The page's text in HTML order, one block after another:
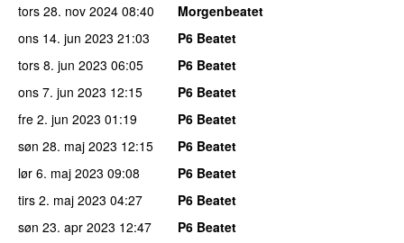
tors 28. nov 2024 08:40
Morgenbeatet
ons 14. jun 2023 21:03
P6 Beatet
tors 8. jun 2023 06:05
P6 Beatet
ons 7. jun 2023 12:15
P6 Beatet
fre 2. jun 2023 01:19
P6 Beatet
søn 28. maj 2023 12:15
P6 Beatet
lør 6. maj 2023 09:08
P6 Beatet
tirs 2. maj 2023 04:27
P6 Beatet
søn 23. apr 2023 12:47
P6 Beatet